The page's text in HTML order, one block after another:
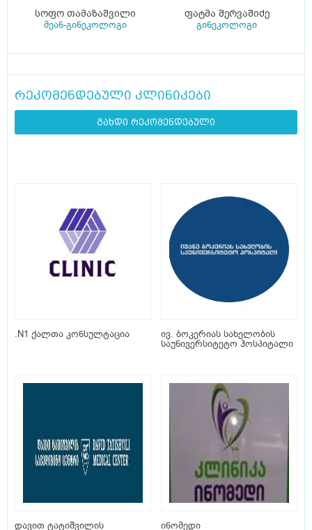
სოფო თამაზაშვილი
მეან-გინეკოლოგი
ფატმა შერვაშიძე
გინეკოლოგი
რეკომენდებული კლინიკები
გახდი რეკომენდებული
.N1 ქალთა კონსულტაცია
ივ. ბოკერიას სახელობის
საუნივერსიტეტო ჰოსპიტალი
დავით ტატიშვილის
ინომედი